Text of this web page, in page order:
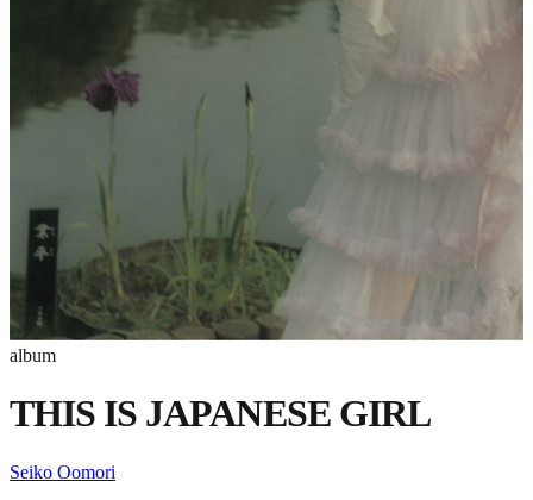
album
THIS IS JAPANESE GIRL
Seiko Oomori